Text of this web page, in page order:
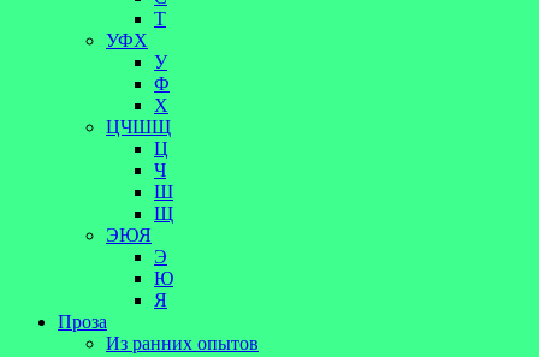
Т
УФХ
У
Ф
Х
ЦЧШЩ
Ц
Ч
Ш
Щ
ЭЮЯ
Э
Ю
Я
Проза
Из ранних опытов